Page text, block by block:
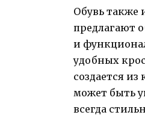
Обувь также
предлагают
и
удобных
создается
может быть
всегда